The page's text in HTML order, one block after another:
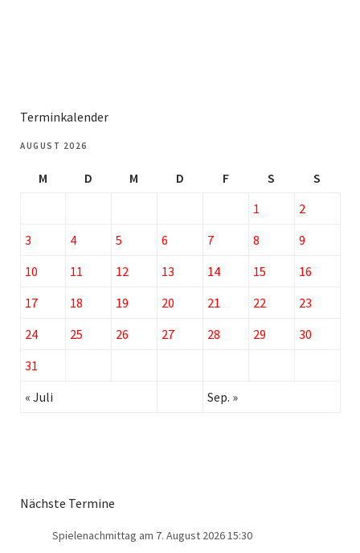
Terminkalender
AUGUST 2026
M D M D F S
S
1
2
3
4 5 6 7 8
9
10
11 12 13 14 15
16
17
18 19 20 21 22
23
24
25 26 27 28 29
30
31
« Juli
Sep. »
Nächste Termine
Spielenachmittag am 7. August 2026 15:30